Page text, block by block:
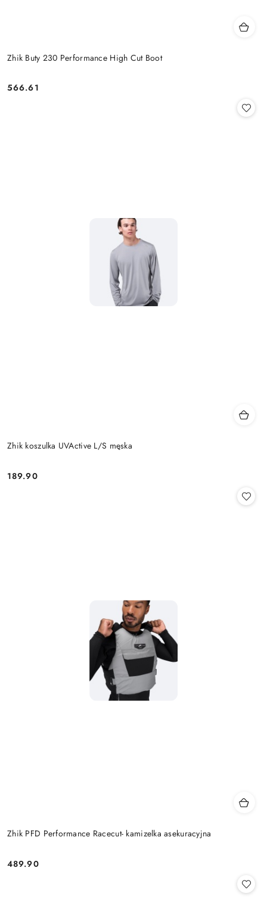
Zhik Buty 230 Performance High Cut Boot
Cena:
566.61
Zhik koszulka UVActive L/S męska
Cena:
189.90
Zhik PFD Performance Racecut- kamizelka asekuracyjna
Cena:
489.90